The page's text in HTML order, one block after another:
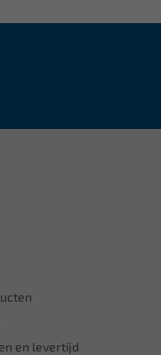
en levertijd